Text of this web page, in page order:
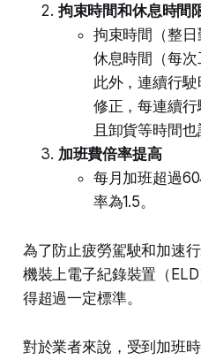
拘束時間和休息時間
拘束時間（整日
休息時間（每次
此外，連續行
修正，每連續
且卸貨等時間也
加班費倍率提高
每月加班超過
率為1.5。
為了防止疲勞駕駛和加速
機裝上電子紀錄裝置（
得超過一定標準。
對於業者來說，受到加班